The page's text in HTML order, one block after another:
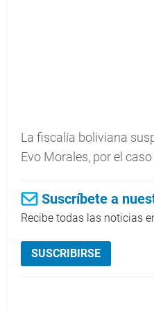
La fiscalía boliviana
Evo Morales, por el
Suscríbete a
Recibe todas las noticias
SUSCRIBIRSE